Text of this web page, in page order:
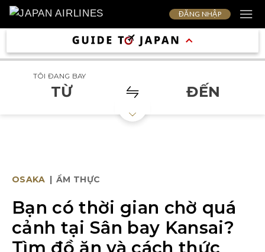
ĐĂNG NHẬP
TÔI ĐANG BAY
TỪ ĐẾN
OSAKA | ẨM THỰC
Bạn có thời gian chờ quá
cảnh tại Sân bay Kansai?
Tìm đồ ăn và cách thức